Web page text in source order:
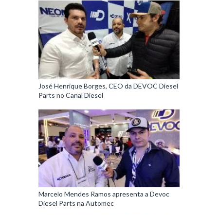
José Henrique Borges, CEO da DEVOC Diesel
Parts no Canal Diesel
Marcelo Mendes Ramos apresenta a Devoc
Diesel Parts na Automec